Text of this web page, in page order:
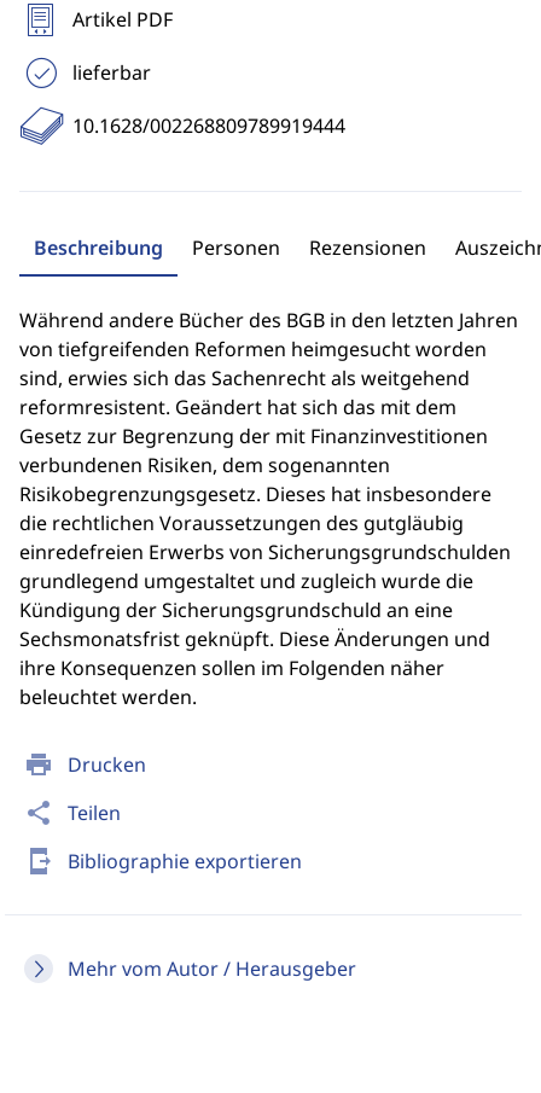
print Drucken
share Teilen
send_to_mobile Bibliographie exportieren
Mehr vom Autor / Herausgeber
Artikel PDF
lieferbar
10.1628/002268809789919444
Beschreibung Personen Rezensionen
Während andere Bücher des BGB in den letzten Jahren
von tiefgreifenden Reformen heimgesucht worden
sind, erwies sich das Sachenrecht als weitgehend
reformresistent. Geändert hat sich das mit dem
Gesetz zur Begrenzung der mit Finanzinvestitionen
verbundenen Risiken, dem sogenannten
Risikobegrenzungsgesetz. Dieses hat insbesondere
die rechtlichen Voraussetzungen des gutgläubig
einredefreien Erwerbs von Sicherungsgrundschulden
grundlegend umgestaltet und zugleich wurde die
Kündigung der Sicherungsgrundschuld an eine
Sechsmonatsfrist geknüpft. Diese Änderungen und
ihre Konsequenzen sollen im Folgenden näher
beleuchtet werden.